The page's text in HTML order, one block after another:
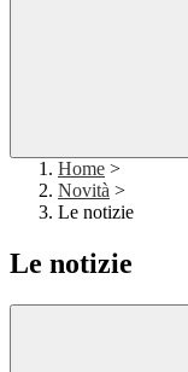
Home >
Novità >
Le notizie
Le notizie